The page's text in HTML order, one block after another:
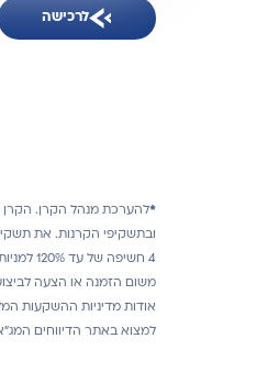
לרכישה
*להערכת מנהל הקרן. הקרן
ובתשקיפי הקרנות. את
משום הזמנה או הצעה
אודות מדיניות ההשקעות
למצוא באתר הדיווחים